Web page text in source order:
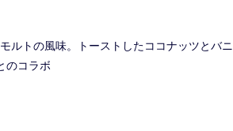
ルトの風味。トーストしたココナッツとバ
のコラボ